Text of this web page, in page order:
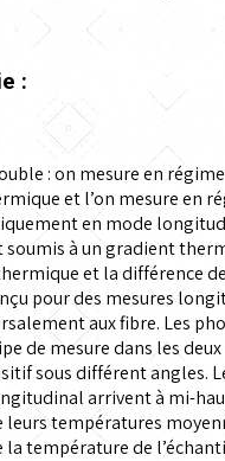
:
: on mesure en
et l’on mesure en
en mode
soumis à un gradient
et la différence
pour des mesures
aux fibre. Les
de mesure dans les
sous différent angles.
arrivent à mi-
leurs températures
la température de